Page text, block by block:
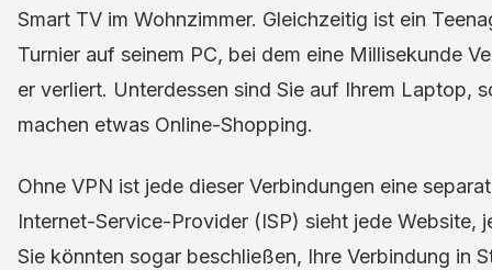
Smart TV im Wohnzimmer. Gleichzeitig ist ein
Turnier auf seinem PC, bei dem eine Millisekunde
er verliert. Unterdessen sind Sie auf Ihrem Laptop,
machen etwas Online-Shopping.
Ohne VPN ist jede dieser Verbindungen eine
Internet-Service-Provider (ISP) sieht jede Website,
Sie könnten sogar beschließen, Ihre Verbindung in